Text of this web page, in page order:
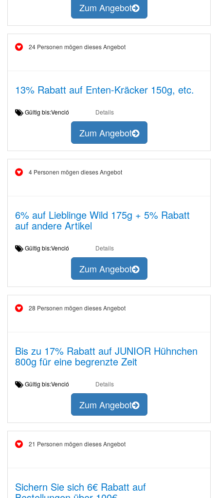
Zum Angebot
24 Personen mögen dieses Angebot
13% Rabatt auf Enten-Kräcker 150g, etc.
Gültig bis:Venció Details
Zum Angebot
4 Personen mögen dieses Angebot
6% auf Lieblinge Wild 175g + 5% Rabatt
auf andere Artikel
Gültig bis:Venció Details
Zum Angebot
28 Personen mögen dieses Angebot
Bis zu 17% Rabatt auf JUNIOR Hühnchen
800g für eine begrenzte Zeit
Gültig bis:Venció Details
Zum Angebot
21 Personen mögen dieses Angebot
Sichern Sie sich 6€ Rabatt auf